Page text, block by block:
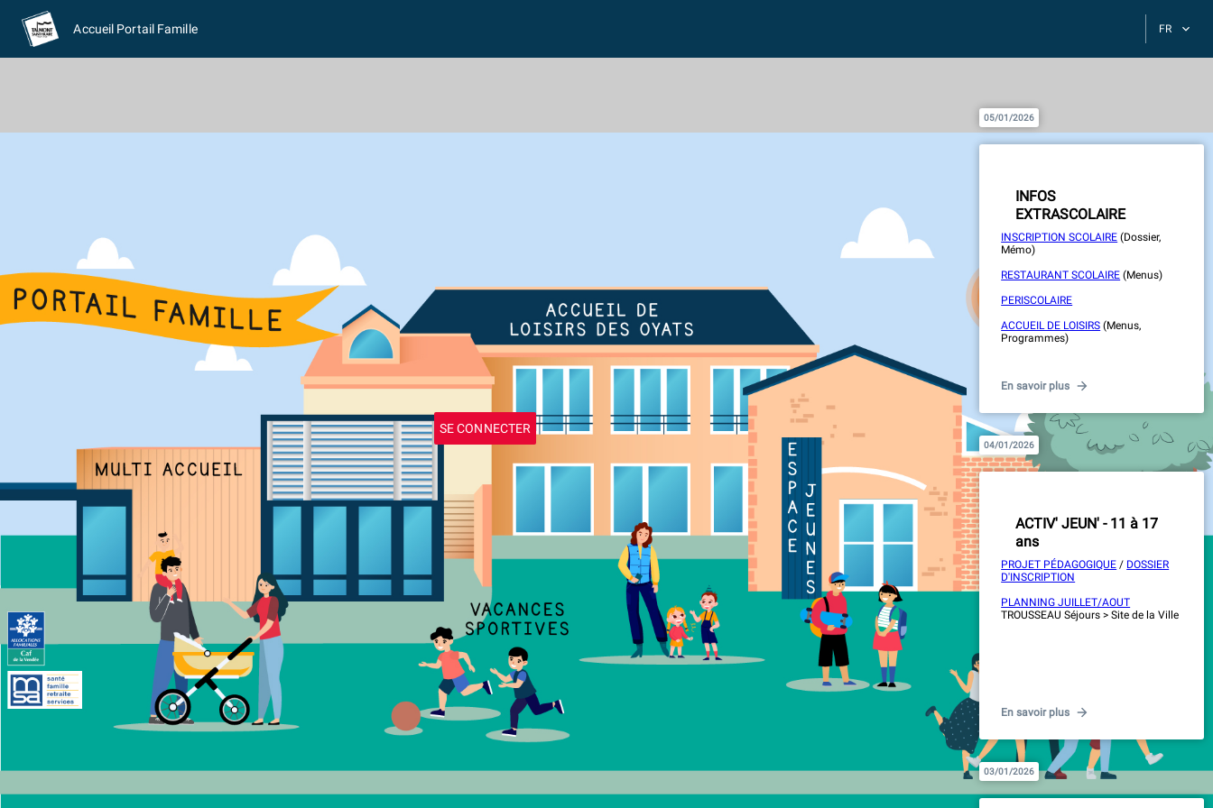
Accueil Portail Famille FR
SE CONNECTER
05/01/2026
INFOS
EXTRASCOLAIRE
INSCRIPTION SCOLAIRE (Dossier,
Mémo)
RESTAURANT SCOLAIRE (Menus)
PERISCOLAIRE
ACCUEIL DE LOISIRS (Menus,
Programmes)
PROJET PEDAGOGIQUE
En savoir plus
04/01/2026
ACTIV' JEUN' - 11 à 17
ans
PROJET PÉDAGOGIQUE / DOSSIER
D'INSCRIPTION
PLANNING JUILLET/AOUT
TROUSSEAU Séjours > Site de la Ville
En savoir plus
03/01/2026